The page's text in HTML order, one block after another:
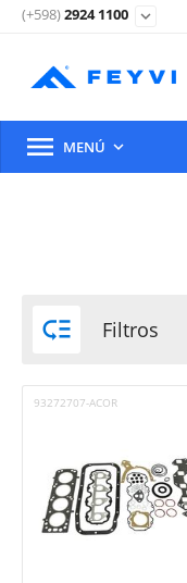
(+598)2924 1100 expand_more
 MENÚ 
 Filtros
93272707-ACOR